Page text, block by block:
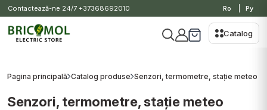
Contactează-ne 24/7 +37368692010 Ro Ру
Catalog
Pagina principală Catalog produse Senzori, termometre, stație meteo
Senzori, termometre, stație meteo